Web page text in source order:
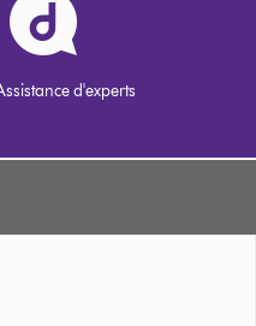
d'experts